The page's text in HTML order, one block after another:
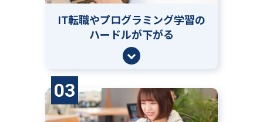
IT転職やプログラミング学習の
ハードルが下がる
03